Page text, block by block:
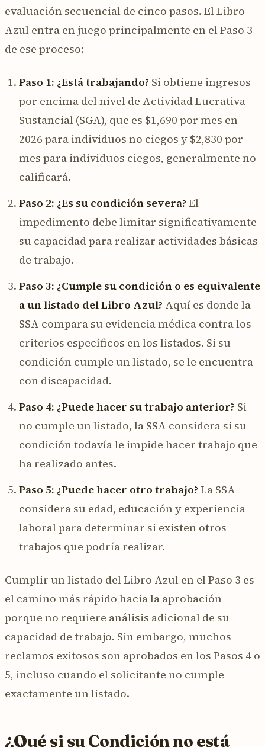
evaluación secuencial de cinco pasos. El Libro
Azul entra en juego principalmente en el Paso 3
de ese proceso:
Paso 1: ¿Está trabajando? Si obtiene ingresos
por encima del nivel de Actividad Lucrativa
Sustancial (SGA), que es $1,690 por mes en
2026 para individuos no ciegos y $2,830 por
mes para individuos ciegos, generalmente no
calificará.
Paso 2: ¿Es su condición severa? El
impedimento debe limitar significativamente
su capacidad para realizar actividades básicas
de trabajo.
Paso 3: ¿Cumple su condición o es equivalente
a un listado del Libro Azul? Aquí es donde la
SSA compara su evidencia médica contra los
criterios específicos en los listados. Si su
condición cumple un listado, se le encuentra
con discapacidad.
Paso 4: ¿Puede hacer su trabajo anterior? Si
no cumple un listado, la SSA considera si su
condición todavía le impide hacer trabajo que
ha realizado antes.
Paso 5: ¿Puede hacer otro trabajo? La SSA
considera su edad, educación y experiencia
laboral para determinar si existen otros
trabajos que podría realizar.
Cumplir un listado del Libro Azul en el Paso 3 es
el camino más rápido hacia la aprobación
porque no requiere análisis adicional de su
capacidad de trabajo. Sin embargo, muchos
reclamos exitosos son aprobados en los Pasos 4 o
5, incluso cuando el solicitante no cumple
exactamente un listado.
¿Qué si su Condición no está